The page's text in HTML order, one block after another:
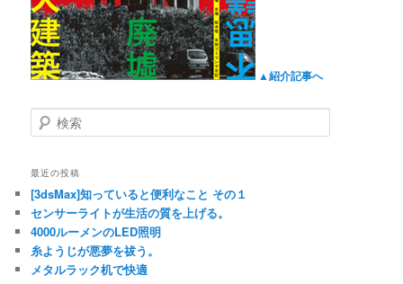
▲紹介記事へ
検
索
最近の投稿
[3dsMax]知っていると便利なこと その１
センサーライトが生活の質を上げる。
4000ルーメンのLED照明
糸ようじが悪夢を祓う。
メタルラック机で快適